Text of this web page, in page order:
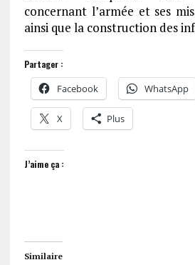
concernant l’armée et ses
ainsi que la construction des
Partager :
Facebook WhatsApp
X Plus
J’aime ça :
Similaire